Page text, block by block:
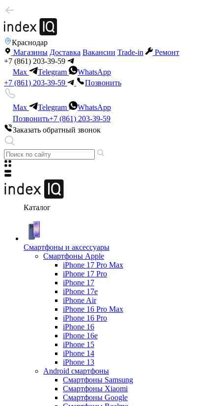
Краснодар
Магазины Доставка Вакансии Trade-in
Ремонт
+7 (861) 203-39-59
Max
Telegram
WhatsApp
+7 (861) 203-39-59
Позвонить
Max Telegram
WhatsApp
Позвонить+7 (861) 203-39-59
Заказать обратный звонок
Каталог
Смартфоны и аксессуары
Смартфоны Apple
iPhone 17 Pro Max
iPhone 17 Pro
iPhone 17
iPhone 17e
iPhone Air
iPhone 16 Pro Max
iPhone 16 Pro
iPhone 16
iPhone 16e
iPhone 15
iPhone 14
iPhone 13
Android cмартфоны
Смартфоны Samsung
Смартфоны Xiaomi
Смартфоны Google